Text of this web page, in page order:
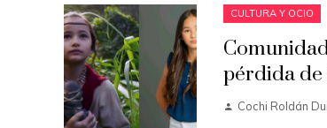
CULTURA Y OCIO
pérdida
Cochi Roldán